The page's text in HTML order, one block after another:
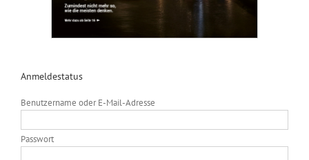
Anmeldestatus
Benutzername oder E-Mail-Adresse
Passwort